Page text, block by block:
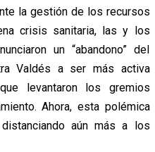
la gestión de los recursos
crisis sanitaria, las y los
un “abandono” del
Valdés a ser más activa
levantaron los gremios
Ahora, esta polémica
aún más a los